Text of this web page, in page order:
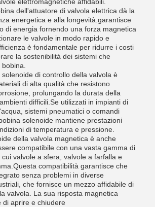
dell'attuatore di valvola elettrica dà la
energetica e alla longevità.garantisce
di energia fornendo una forza magnetica
le valvole in modo rapido e
è fondamentale per ridurre i costi
la sostenibilità dei sistemi che
di controllo della valvola è
di alta qualità che resistono
prolungando la durata della
difficili.Se utilizzati in impianti di
sistemi pneumatici o comandi
solenoide mantiene prestazioni
di temperatura e pressione.
della valvola magnetica è anche
compatibile con una vasta gamma di
valvole a sfera, valvole a farfalla e
compatibilità garantisce che
senza problemi in diverse
che fornisce un mezzo affidabile di
valvola. La sua risposta magnetica
di aprire e chiudere